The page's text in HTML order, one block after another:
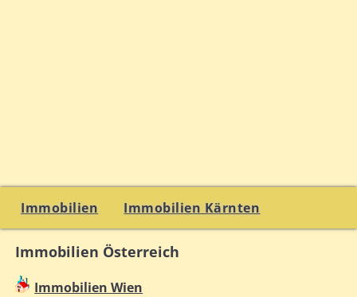
Immobilien Immobilien Kärnten
Immobilien Österreich
Immobilien Wien